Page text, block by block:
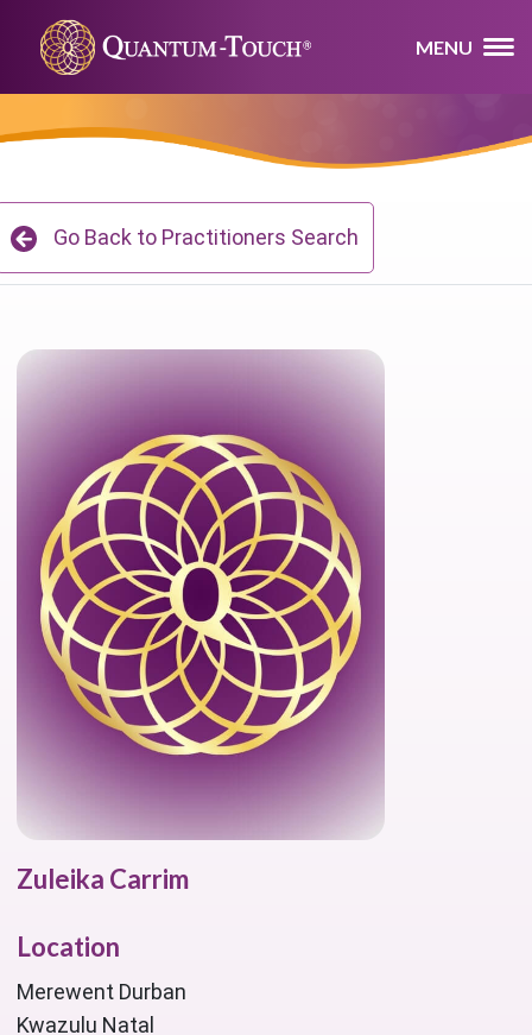
MENU
Go Back to Practitioners Search
Zuleika Carrim
Location
Merewent Durban
Kwazulu Natal